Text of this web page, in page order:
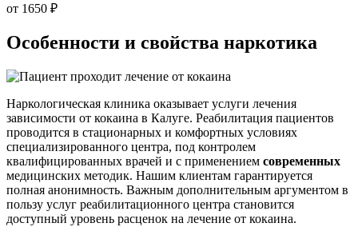
от 1650 ₽
Особенности и свойства наркотика
Наркологическая клиника оказывает услуги лечения
зависимости от кокаина в Калуге. Реабилитация пациентов
проводится в стационарных и комфортных условиях
специализированного центра, под контролем
квалифицированных врачей и с применением современных
медицинских методик. Нашим клиентам гарантируется
полная анонимность. Важным дополнительным аргументом в
пользу услуг реабилитационного центра становится
доступный уровень расценок на лечение от кокаина.